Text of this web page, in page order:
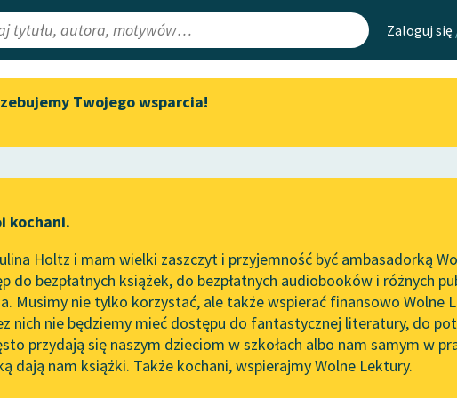
Zaloguj się
Lektury
redakcyjne
Aktualności
Zapraszamy na spotkanie
literatury skandynawskiej
Wolne Lektury na 32.
Pol’and’Rock Festivalu
„Kochanek Lady Chatterley”
do słuchania na Wolnych
Lekturach
Nowy audiobook – „Marzenie
Mapa Wolnych Lektur
Leśmianator
API
OAI-PMH
Widget Wolnych Lektur
Twojego wsparcia!
kochani.
Holtz i mam wielki zaszczyt i przyjemność być ambasadorką
do bezpłatnych książek, do bezpłatnych audiobooków i różnych
Musimy nie tylko korzystać, ale także wspierać finansowo Wolne
nich nie będziemy mieć dostępu do fantastycznej literatury, do
przydają się naszym dzieciom w szkołach albo nam samym w
dają nam książki. Także kochani, wspierajmy Wolne Lektury.
Prus✖ Powieść✖